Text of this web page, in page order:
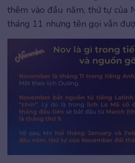
thêm vào đầu năm, thứ tự của
tháng 11 nhưng tên gọi vẫn